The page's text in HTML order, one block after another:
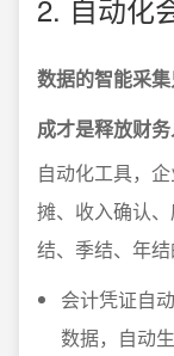
2. 自动化
数据的智能采
成才是释放财务
自动化工具，
摊、收入确认
结、季结、年结
会计凭证自
数据，自动